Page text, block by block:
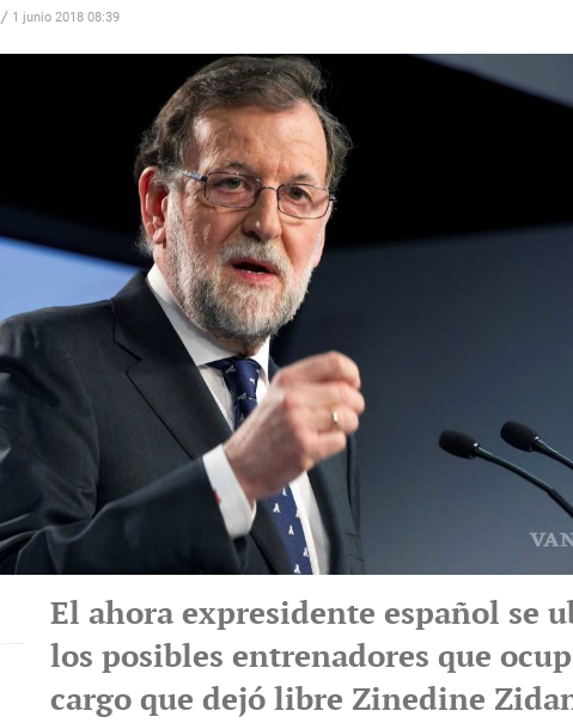
/ 1 junio 2018 08:39
El ahora expresidente español se
los posibles entrenadores que
cargo que dejó libre Zinedine